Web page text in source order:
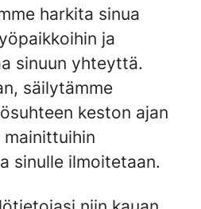
harkita sinua
ja
sinuun yhteyttä.
säilytämme
keston ajan
mainittuihin
sinulle ilmoitetaan.